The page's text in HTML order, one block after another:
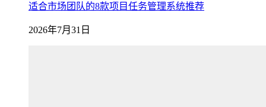
适合市场团队的8款项目任务管理系统推荐
2026年7月31日